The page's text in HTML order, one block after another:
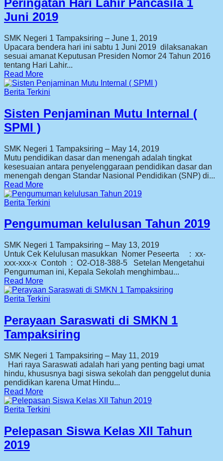
Juni 2019
SMK Negeri 1 Tampaksiring – June 1, 2019
Upacara bendera hari ini sabtu 1 Juni 2019 dilaksanakan
sesuai amanat Keputusan Presiden Nomor 24 Tahun 2016
tentang Hari Lahir...
Read More
Berita Terkini
Sisten Penjaminan Mutu Internal (
SPMI )
SMK Negeri 1 Tampaksiring – May 14, 2019
Mutu pendidikan dasar dan menengah adalah tingkat
kesesuaian antara penyelenggaraan pendidikan dasar dan
menengah dengan Standar Nasional Pendidikan (SNP) di...
Read More
Berita Terkini
Pengumuman kelulusan Tahun 2019
SMK Negeri 1 Tampaksiring – May 13, 2019
Untuk Cek Kelulusan masukkan Nomer Peseerta : xx-
xxx-xxx-x Contoh : O2-O18-388-5 Setelan Mengetahui
Pengumuman ini, Kepala Sekolah menghimbau...
Read More
Berita Terkini
Perayaan Saraswati di SMKN 1
Tampaksiring
SMK Negeri 1 Tampaksiring – May 11, 2019
Hari raya Saraswati adalah hari yang penting bagi umat
hindu, khususnya bagi siswa sekolah dan penggelut dunia
pendidikan karena Umat Hindu...
Read More
Berita Terkini
Pelepasan Siswa Kelas XII Tahun
2019